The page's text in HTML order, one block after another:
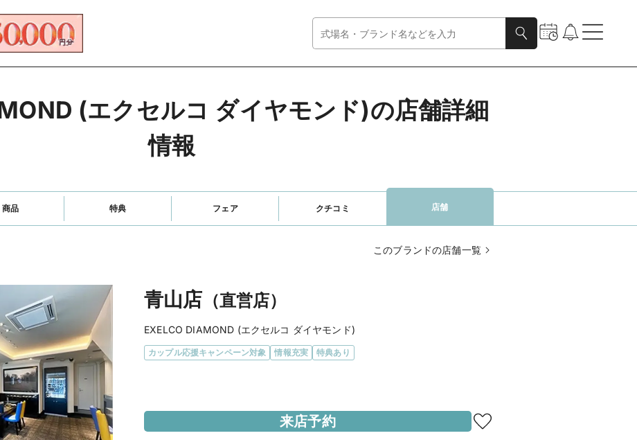
(エクセルコ ダイヤモンド)の店舗詳細
情報
商品 特典 フェア クチコミ 店舗
このブランドの店舗一覧
青山店 （直営店）
EXELCO DIAMOND (エクセルコ ダイヤモンド)
カップル応援キャンペーン対象 情報充実 特典あり
アクセス
地下鉄銀座線・半蔵門線・千代田線「表参道駅」B2出口よ
来店予約